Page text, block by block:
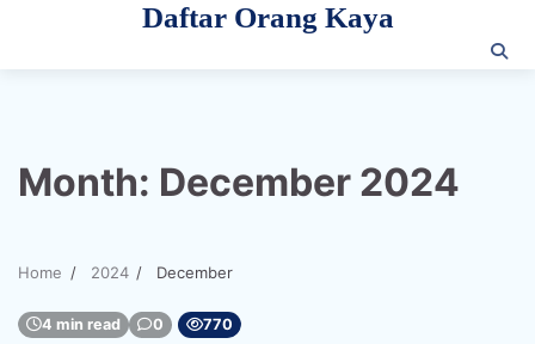
content
Daftar Orang Kaya
Month: December 2024
Home 2024 December
4 min read 0 770